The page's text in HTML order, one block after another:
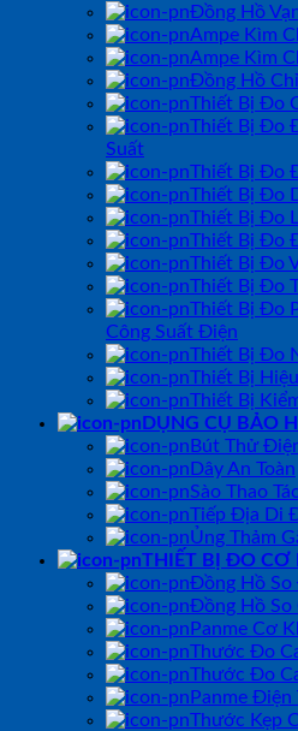
Đồng Hồ
Ampe Kìm
Ampe Kìm
Đồng Hồ
Thiết Bị Đo
Thiết Bị Đo
Suất
Thiết Bị Đo
Thiết Bị Đo
Thiết Bị Đo
Thiết Bị Đo
Thiết Bị Đo
Thiết Bị Đo
Thiết Bị Đo
Công Suất Điện
Thiết Bị Đo
Thiết Bị
Thiết Bị
DỤNG CỤ BẢO
Bút Thử
Dây An Toàn
Sào Thao Tác
Tiếp Địa Di
Ủng Thảm
THIẾT BỊ ĐO CƠ
Đồng Hồ So
Đồng Hồ So
Panme Cơ
Thước Đo
Thước Đo
Panme Điện
Thước Kẹp